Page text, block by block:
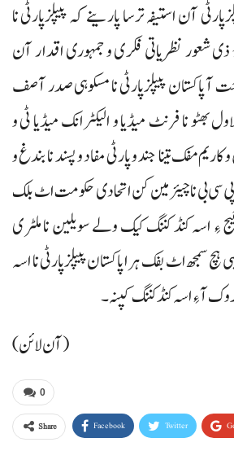
آن استیفہ ترسا پارینے کہ پیپلزپارٹی نا
ءُ ذی شعور نظریاتی فکری و جمہوری اقدار آن
آ پاکستان پیپلزپارٹی نا مسکوہی صدر آصف
بھٹو نا فرنٹ میڈیا و الیکٹرانک میڈیا ٹی و
مفک تینا جند و پارٹی مفاد و پسند نا بندغ و
سی بی نا چیئرمین کن اتحادی حکومت اٹ بلک
ءِ اسہ کنڈ کننگ کیک ولے سویلین نا ملٹری
سمجھ اٹ بفک ہرا پاکستان پیپلزپارٹی نا اسہ
آ ءِ اسہ کنڈ کننگ کپنہ۔
(آن لائن)
0
Share Facebook Twitter